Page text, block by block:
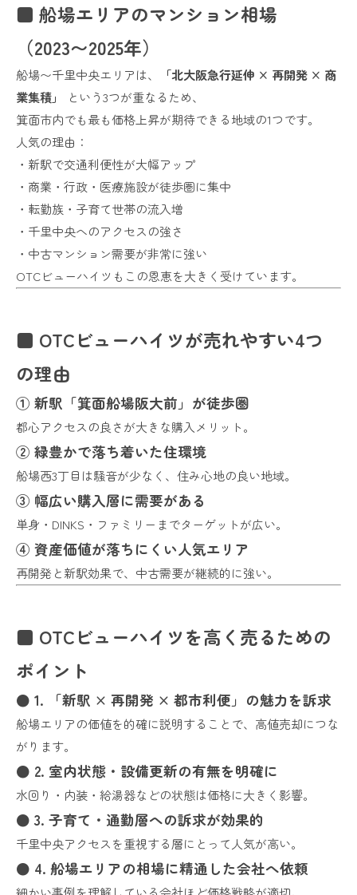
■ 船場エリアのマンション相場
（2023〜2025年）
船場〜千里中央エリアは、
「北大阪急行延伸 × 再開発 × 商
業集積」
という3つが重なるため、
箕面市内でも最も価格上昇が期待できる地域の1つです。
人気の理由：
・新駅で交通利便性が大幅アップ
・商業・行政・医療施設が徒歩圏に集中
・転勤族・子育て世帯の流入増
・千里中央へのアクセスの強さ
・中古マンション需要が非常に強い
OTCビューハイツもこの恩恵を大きく受けています。
■ OTCビューハイツが売れやすい4つ
の理由
① 新駅「箕面船場阪大前」が徒歩圏
都心アクセスの良さが大きな購入メリット。
② 緑豊かで落ち着いた住環境
船場西3丁目は騒音が少なく、住み心地の良い地域。
③ 幅広い購入層に需要がある
単身・DINKS・ファミリーまでターゲットが広い。
④ 資産価値が落ちにくい人気エリア
再開発と新駅効果で、中古需要が継続的に強い。
■ OTCビューハイツを高く売るための
ポイント
● 1. 「新駅 × 再開発 × 都市利便」の魅力を訴求
船場エリアの価値を的確に説明することで、高値売却につな
がります。
● 2. 室内状態・設備更新の有無を明確に
水回り・内装・給湯器などの状態は価格に大きく影響。
● 3. 子育て・通勤層への訴求が効果的
千里中央アクセスを重視する層にとって人気が高い。
● 4. 船場エリアの相場に精通した会社へ依頼